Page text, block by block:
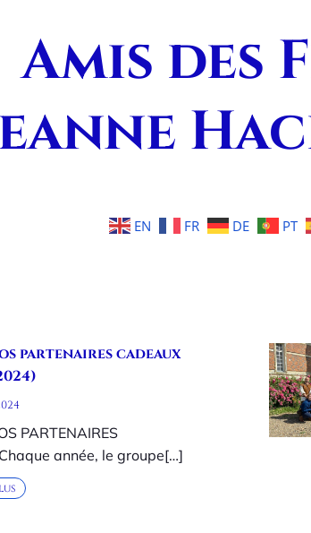
Amis des
EN FR DE PT
partenaires cadeaux
PARTENAIRES
année, le groupe[…]